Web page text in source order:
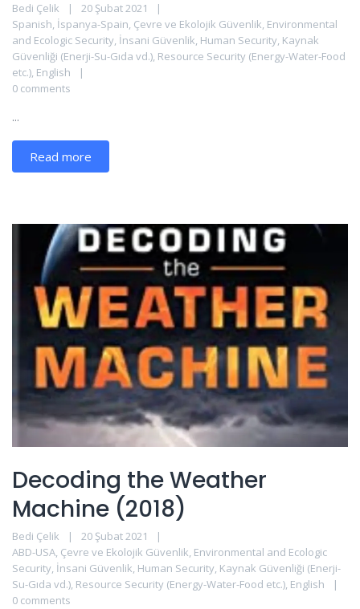
Bedi Çelik
20 Şubat 2021
Spanish, İspanya-Spain, Çevre ve Ekolojik Güvenlik, Environmental
and Ecologic Security, İnsani Güvenlik, Human Security, Kaynak
Güvenliği (Enerji-Su-Gıda vd.), Resource Security (Energy-Water-Food
etc.), English
0 comments
...
Read more
Decoding the Weather
Machine (2018)
Bedi Çelik
20 Şubat 2021
ABD-USA, Çevre ve Ekolojik Güvenlik, Environmental and Ecologic
Security, İnsani Güvenlik, Human Security, Kaynak Güvenliği (Enerji-
Su-Gıda vd.), Resource Security (Energy-Water-Food etc.), English
0 comments